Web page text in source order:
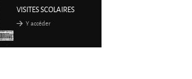
VISITES SCOLAIRES
Y accéder